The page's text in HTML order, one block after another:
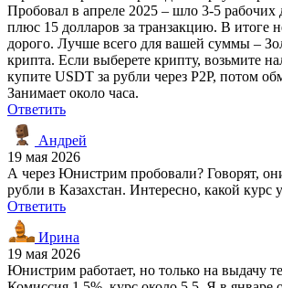
Пробовал в апреле 2025 – шло 3-5 рабочих
плюс 15 долларов за транзакцию. В итоге
дорого. Лучше всего для вашей суммы –
крипта. Если выберете крипту, возьмите
купите USDT за рубли через P2P, потом
Занимает около часа.
Ответить
Андрей
19 мая 2026
А через Юнистрим пробовали? Говорят,
рубли в Казахстан. Интересно, какой курс
Ответить
Ирина
19 мая 2026
Юнистрим работает, но только на выдачу